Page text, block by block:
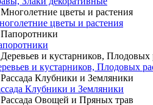
цветы и растения
и кустарников, Плодовых
Клубники и Земляники